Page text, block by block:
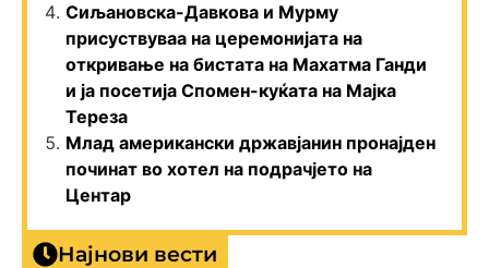
Сиљановска-Давкова и Мурму
присуствуваа на церемонијата на
откривање на бистата на Махатма Ганди
и ја посетија Спомен-куќата на Мајка
Тереза
Млад американски државјанин пронајден
починат во хотел на подрачјето на
Центар
Најнови вести